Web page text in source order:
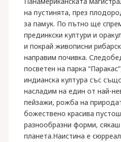
на пустинята, през
за памук. По пътно ще
прединкски култури и
и покрай живописни
направим почивка.
посветен на парка
индианска култура със
насладим на един от най-
пейзажи, рожба на
божествено красива
разнообразни форми,
планета.Наистина е